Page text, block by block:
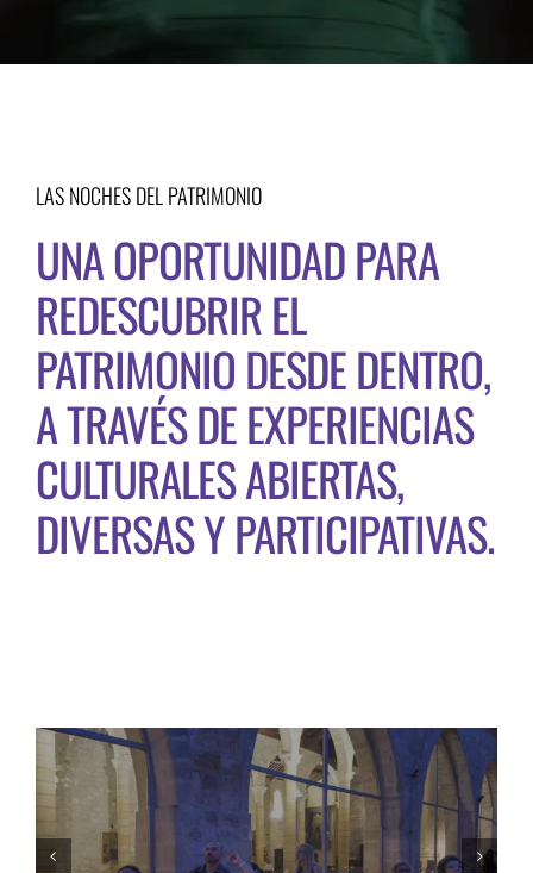
LAS NOCHES DEL PATRIMONIO
UNA OPORTUNIDAD PARA
REDESCUBRIR EL
PATRIMONIO DESDE DENTRO,
A TRAVÉS DE EXPERIENCIAS
CULTURALES ABIERTAS,
DIVERSAS Y PARTICIPATIVAS.